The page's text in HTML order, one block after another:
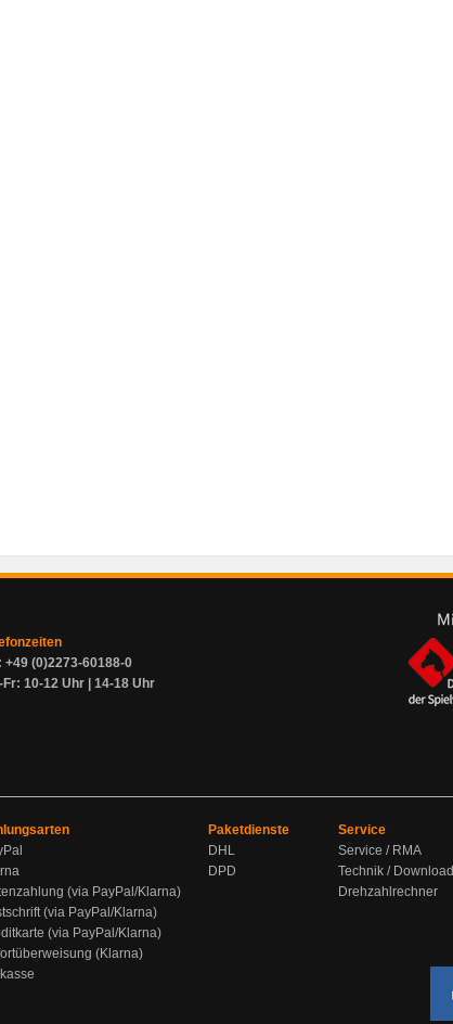
+49 (0)2273-60188-0
Fr: 10-12 Uhr | 14-18 Uhr
(via PayPal/Klarna)
(via PayPal/Klarna)
(via PayPal/Klarna)
(Klarna)
Paketdienste
DHL
DPD
Service
Service / RMA
Technik / Download
Drehzahlrechner